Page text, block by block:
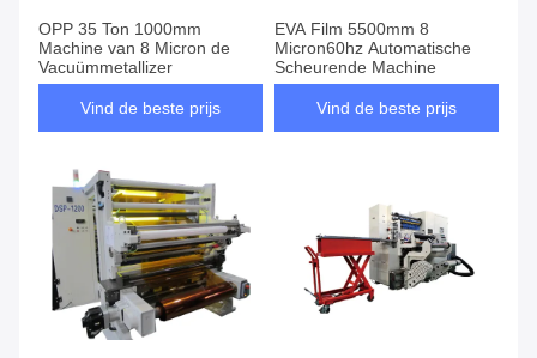
OPP 35 Ton 1000mm
Machine van 8 Micron de
Vacuümmetallizer
Vind de beste prijs
EVA Film 5500mm 8
Micron60hz Automatische
Scheurende Machine
Vind de beste prijs